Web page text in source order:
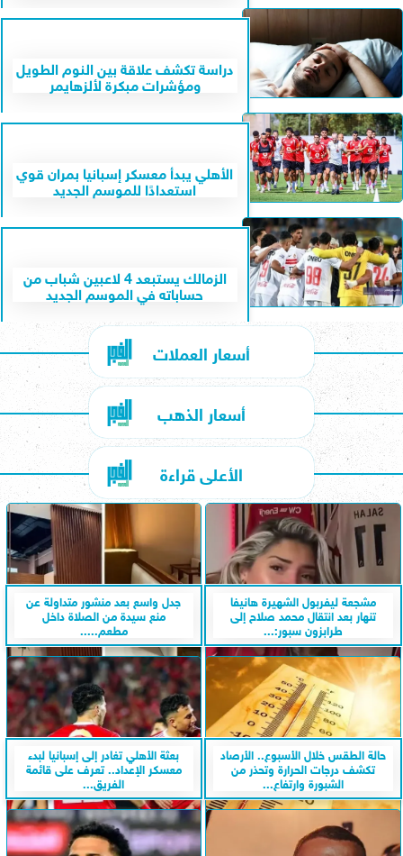
دراسة تكشف علاقة بين النوم الطويل
ومؤشرات مبكرة لألزهايمر
الأهلي يبدأ معسكر إسبانيا بمران قوي
استعدادًا للموسم الجديد
الزمالك يستبعد 4 لاعبين شباب من
حساباته في الموسم الجديد
أسعار العملات
أسعار الذهب
الأعلى قراءة
مشجعة ليفربول الشهيرة هانيفا
تنهار بعد انتقال محمد صلاح إلى
طرابزون سبور:...
جدل واسع بعد منشور متداولة عن
منع سيدة من الصلاة داخل
مطعم.....
حالة الطقس خلال الأسبوع.. الأرصاد
تكشف درجات الحرارة وتحذر من
الشبورة وارتفاع...
بعثة الأهلي تغادر إلى إسبانيا لبدء
معسكر الإعداد.. تعرف على قائمة
الفريق...